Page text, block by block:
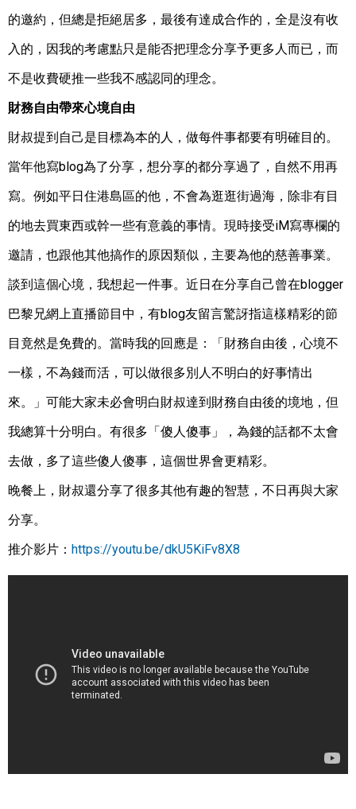
的邀約，但總是拒絕居多，最後有達成合作的，全是沒有收
入的，因我的考慮點只是能否把理念分享予更多人而已，而
不是收費硬推一些我不感認同的理念。
財務自由帶來心境自由
財叔提到自己是目標為本的人，做每件事都要有明確目的。
當年他寫blog為了分享，想分享的都分享過了，自然不用再
寫。例如平日住港島區的他，不會為逛逛街過海，除非有目
的地去買東西或幹一些有意義的事情。現時接受iM寫專欄的
邀請，也跟他其他搞作的原因類似，主要為他的慈善事業。
談到這個心境，我想起一件事。近日在分享自己曾在blogger
巴黎兄網上直播節目中，有blog友留言驚訝指這樣精彩的節
目竟然是免費的。當時我的回應是：「財務自由後，心境不
一樣，不為錢而活，可以做很多別人不明白的好事情出
來。」可能大家未必會明白財叔達到財務自由後的境地，但
我總算十分明白。有很多「傻人傻事」，為錢的話都不太會
去做，多了這些傻人傻事，這個世界會更精彩。
晚餐上，財叔還分享了很多其他有趣的智慧，不日再與大家
分享。
推介影片： https://youtu.be/dkU5KiFv8X8